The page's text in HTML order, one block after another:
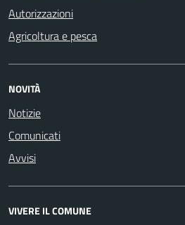
Autorizzazioni
Agricoltura e pesca
NOVITÀ
Notizie
Comunicati
Avvisi
VIVERE IL COMUNE